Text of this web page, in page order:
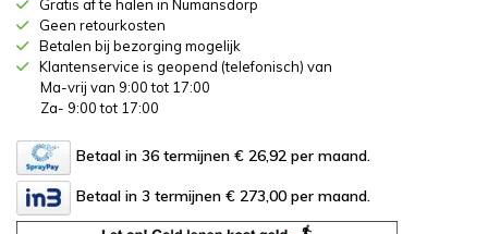
Gratis af te halen in Numansdorp
Geen retourkosten
Betalen bij bezorging mogelijk
Klantenservice is geopend (telefonisch) van
Ma-vrij van 9:00 tot 17:00
Za- 9:00 tot 17:00
Betaal in 36 termijnen € 26,92 per maand.
Betaal in 3 termijnen € 273,00 per maand.